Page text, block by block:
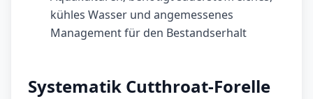
kühles Wasser und angemessenes
Management für den Bestandserhalt
Systematik Cutthroat-Forelle